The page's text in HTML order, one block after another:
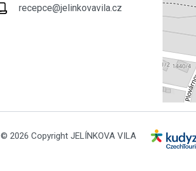
recepce@jelinkovavila.cz
© 2026 Copyright JELÍNKOVA VILA